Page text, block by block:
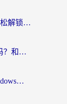
海外党必看：如何选对cn vpn，轻松解锁国内影音游戏？
海外党必看：ChickCN VPN好用吗？和星河VPN对比哪个回国效果更好？附真实体验+避坑指南
海外党必看：免费VPN加速器Windows版怎么选？附真实测评与无缝访问国内资源指南